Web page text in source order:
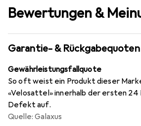
Bewertungen &
Garantie- & Rückgabequoten
Gewährleistungsfallquote
So oft weist ein Produkt dieser
«Velosattel» innerhalb der ersten 24
Defekt auf.
Quelle: Galaxus